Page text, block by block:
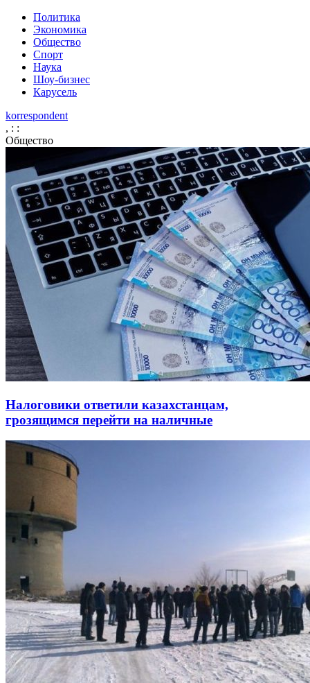
Политика
Экономика
Общество
Спорт
Наука
Шоу-бизнес
Карусель
korrespondent
, : :
Общество
Налоговики ответили казахстанцам,
грозящимся перейти на наличные